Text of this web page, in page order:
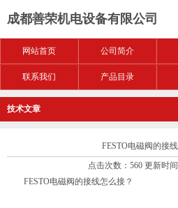
成都善荣机电设备有限公司
网站首页 公司简介
联系我们 产品目录
技术文章
FESTO电磁阀的接
点击次数：560 更新时
FESTO电磁阀的接线怎么接？